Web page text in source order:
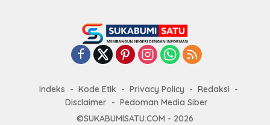
Indeks Kode Etik Privacy Policy
Redaksi
Disclaimer
Pedoman Media Siber
©SUKABUMISATU.COM - 2026